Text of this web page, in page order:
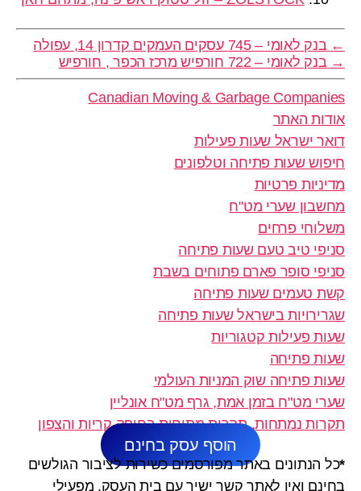
← בנק לאומי – 745 עסקים העמקים קדרון 14, עפולה
→ בנק לאומי – 722 חורפיש מרכז הכפר , חורפיש
Canadian Moving & Garbage Companies
אודות האתר
דואר ישראל שעות פעילות
חיפוש שעות פתיחה וטלפונים
מדיניות פרטיות
מחשבון שערי מט"ח
משלוחי פרחים
סניפי טיב טעם שעות פתיחה
סניפי סופר פארם פתוחים בשבת
קשת טעמים שעות פתיחה
שגרירויות בישראל שעות פתיחה
שעות פעילות קטגוריות
שעות פתיחה
שעות פתיחה שוק המניות העולמי
שערי מט"ח בזמן אמת, גרף מט"ח אונליין
תקרות נמתחות, תקרות מתוחות בחיפה קריות והצפון
הוסף עסק בחינם
*כל הנתונים באתר מפורסמים כשירות לציבור הגולשים
בחינם ואין לאתר קשר ישיר עם בית העסק. מפעילי